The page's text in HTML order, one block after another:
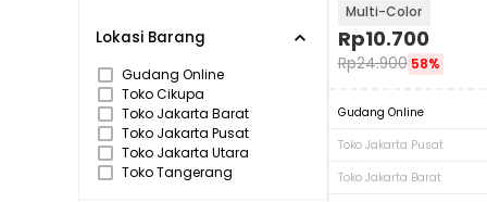
Toko Tangerang
Senin - Jumat
Senin - Jumat
Lokasi Barang
Gudang Online
Toko Cikupa
Toko Jakarta Barat
Toko Jakarta Pusat
Toko Jakarta Utara
Toko Tangerang
Multi-Color
Rp10.700
Rp24.900 58%
Gudang Online
Toko Jakarta Pusat
Toko Jakarta Barat